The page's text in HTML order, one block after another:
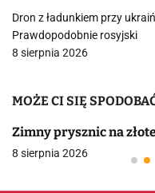
Dron z ładunkiem przy
Prawdopodobnie rosyjski
8 sierpnia 2026
MOŻE CI SIĘ
Zimny prysznic na
8 sierpnia 2026